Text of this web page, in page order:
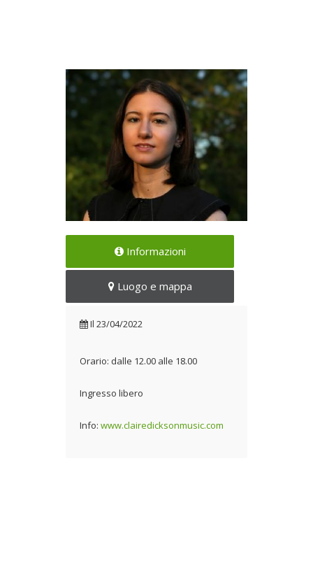
Studi aperti e performance
Informazioni
Luogo e mappa
Il 23/04/2022
Orario: dalle 12.00 alle 18.00
Ingresso libero
Info: www.clairedicksonmusic.com